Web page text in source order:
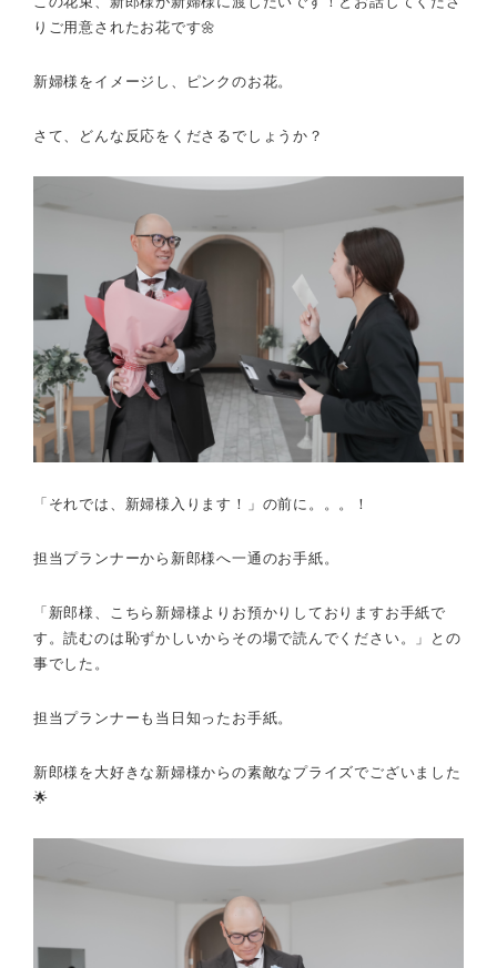
りご用意されたお花です🌼
新婦様をイメージし、ピンクのお花。
さて、どんな反応をくださるでしょうか？
「それでは、新婦様入ります！」の前に。。。！
担当プランナーから新郎様へ一通のお手紙。
「新郎様、こちら新婦様よりお預かりしておりますお手紙で
す。読むのは恥ずかしいからその場で読んでください。」との
事でした。
担当プランナーも当日知ったお手紙。
新郎様を大好きな新婦様からの素敵なプライズでございました
🌟